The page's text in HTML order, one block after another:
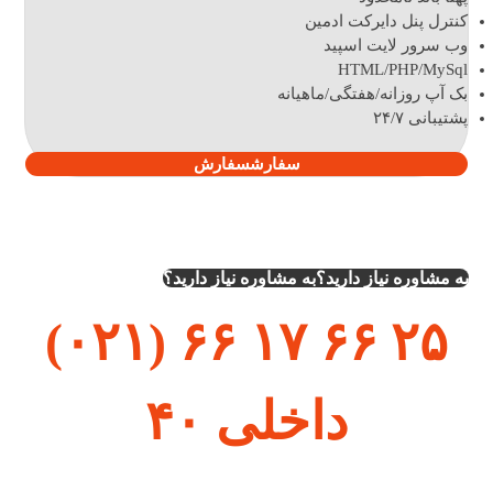
کنترل پنل دایرکت ادمین
وب سرور لایت اسپید
HTML/PHP/MySql
بک آپ روزانه/هفتگی/ماهیانه
پشتیبانی ۲۴/۷
سفارشسفارش
به مشاوره نیاز دارید؟به مشاوره نیاز دارید؟
۲۵ ۶۶ ۱۷ ۶۶ (۰۲۱)
داخلی ۴۰